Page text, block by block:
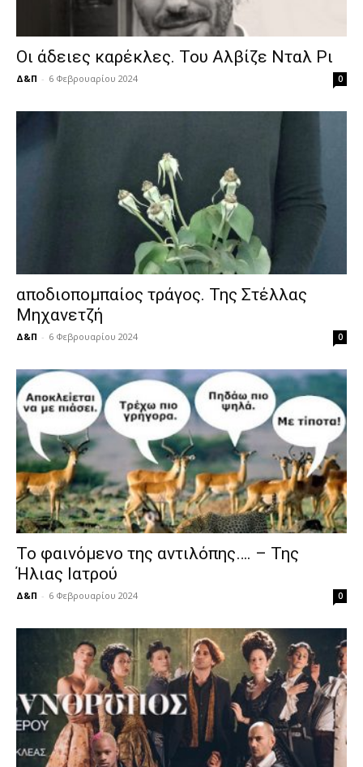
Οι άδειες καρέκλες. Του Αλβίζε Νταλ Ρι
Δ&Π - 6 Φεβρουαρίου 2024 0
αποδιοπομπαίος τράγος. Της Στέλλας
Μηχανετζή
Δ&Π - 6 Φεβρουαρίου 2024 0
Το φαινόμενο της αντιλόπης…. – Της
Ήλιας Ιατρού
Δ&Π - 6 Φεβρουαρίου 2024 0